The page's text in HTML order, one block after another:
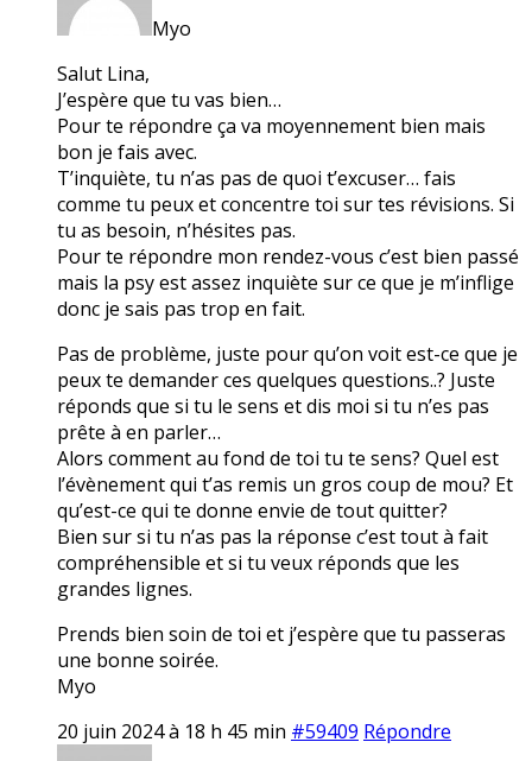
Myo
Salut Lina,
J’espère que tu vas bien…
Pour te répondre ça va moyennement bien mais
bon je fais avec.
T’inquiète, tu n’as pas de quoi t’excuser… fais
comme tu peux et concentre toi sur tes révisions. Si
tu as besoin, n’hésites pas.
Pour te répondre mon rendez-vous c’est bien passé
mais la psy est assez inquiète sur ce que je m’inflige
donc je sais pas trop en fait.
Pas de problème, juste pour qu’on voit est-ce que je
peux te demander ces quelques questions..? Juste
réponds que si tu le sens et dis moi si tu n’es pas
prête à en parler…
Alors comment au fond de toi tu te sens? Quel est
l’évènement qui t’as remis un gros coup de mou? Et
qu’est-ce qui te donne envie de tout quitter?
Bien sur si tu n’as pas la réponse c’est tout à fait
compréhensible et si tu veux réponds que les
grandes lignes.
Prends bien soin de toi et j’espère que tu passeras
une bonne soirée.
Myo
20 juin 2024 à 18 h 45 min #59409 Répondre